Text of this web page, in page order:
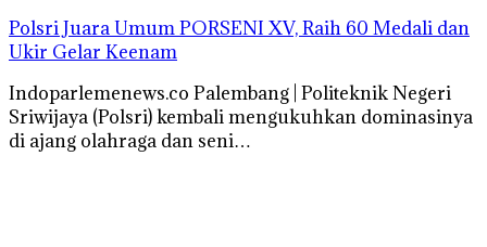
Polsri Juara Umum PORSENI XV, Raih 60 Medali dan
Ukir Gelar Keenam
Indoparlemenews.co Palembang | Politeknik Negeri
Sriwijaya (Polsri) kembali mengukuhkan dominasinya
di ajang olahraga dan seni…